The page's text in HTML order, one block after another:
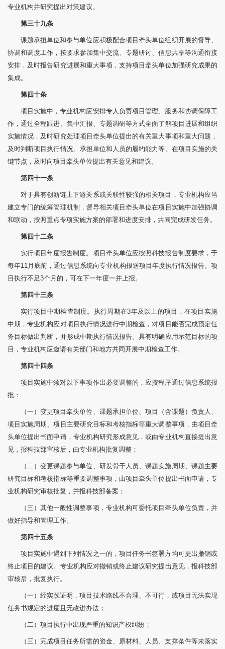
专业机构并研究提出对策建议。
第三十九条
课题承担单位和参与单位应积极配合项目牵头单位组织开展的督导、
协调和调度工作，按要求参加集中交流、专题研讨、信息共享等沟通衔接
安排，及时报告研究进展和重大事项，支持项目牵头单位加强研究成果的
集成。
第四十条
项目实施中，专业机构应安排专人负责项目管理、服务和协调保障工
作，通过全程跟进、集中汇报、专题调研等方式全面了解项目进展和组织
实施情况，及时研究处理项目牵头单位提出的有关重大事项和重大问题，
及时判断项目执行情况、承担单位和人员的履约能力等。在项目实施的关
键节点，及时向项目牵头单位提出有关意见和建议。
第四十一条
对于具有创新链上下游关系或关联性较强的相关项目，专业机构应当
建立专门的统筹管理机制，督导相关项目牵头单位在项目实施中加强协调
和联动，按照重点专项实施方案的部署和进度安排，共同完成研发任务。
第四十二条
实行项目年度报告制度。项目牵头单位应按照科技报告制度要求，于
每年11月底前，通过信息系统向专业机构报送项目年度执行情况报告。项
目执行不足3个月的，可在下一年度一并上报。
第四十三条
实行项目中期检查制度。执行周期在3年及以上的项目，在项目实施
中期，专业机构应对项目执行情况进行中期检查，对项目能否完成预定任
务目标做出判断，并形成中期执行情况报告。具有明确应用示范目标的项
目，专业机构应邀请有关部门和地方共同开展中期检查工作。
第四十四条
项目实施中须对以下事项作出必要调整的，应按程序通过信息系统报
批：
（一）变更项目牵头单位、课题承担单位、项目（含课题）负责人、
项目实施周期、项目主要研究目标和考核指标等重大调整事项，由项目牵
头单位提出书面申请，专业机构研究形成意见，或由专业机构直接提出意
见，报科技部审核后，由专业机构批复调整；
（二）变更课题参与单位、研发骨干人员、课题实施周期、课题主要
研究目标和考核指标等重要调整事项，由项目牵头单位提出书面申请，专
业机构研究审核批复，并报科技部备案；
（三）其他一般性调整事项，专业机构可委托项目牵头单位负责，并
做好指导和管理工作。
第四十五条
项目实施中遇到下列情况之一的，项目任务书签署方均可提出撤销或
终止项目的建议。专业机构应对撤销或终止建议研究提出意见，报科技部
审核后，批复执行。
（一）经实践证明，项目技术路线不合理、不可行，或项目无法实现
任务书规定的进度且无改进办法；
（二）项目执行中出现严重的知识产权纠纷；
（三）完成项目任务所需的资金、原材料、人员、支撑条件等未落实